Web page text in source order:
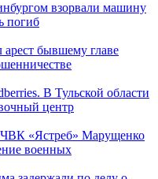
взорвали машину
погиб
бывшему главе
В Тульской области
центр
ЧВК «Ястреб» Марущенко
военных